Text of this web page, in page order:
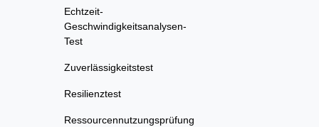
Echtzeit-
Geschwindigkeitsanalysen-
Test
Zuverlässigkeitstest
Resilienztest
Ressourcennutzungsprüfung